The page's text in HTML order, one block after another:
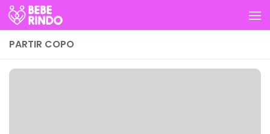
Skip to content
PARTIR COPO